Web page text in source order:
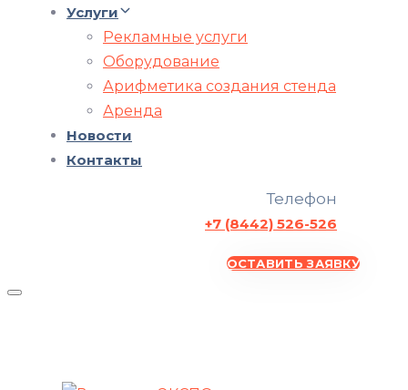
Услуги
Рекламные услуги
Оборудование
Арифметика создания стенда
Аренда
Новости
Контакты
Телефон
+7 (8442) 526-526
ОСТАВИТЬ ЗАЯВКУ